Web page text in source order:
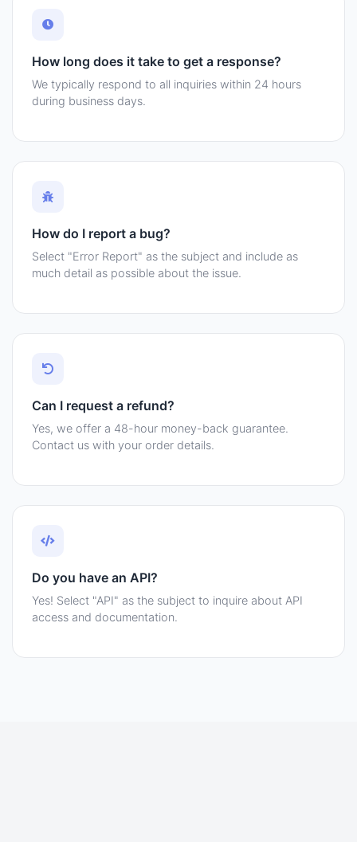
How long does it take to get a response?
We typically respond to all inquiries within 24 hours
during business days.
How do I report a bug?
Select "Error Report" as the subject and include as
much detail as possible about the issue.
Can I request a refund?
Yes, we offer a 48-hour money-back guarantee.
Contact us with your order details.
Do you have an API?
Yes! Select "API" as the subject to inquire about API
access and documentation.